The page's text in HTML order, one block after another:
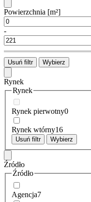
Powierzchnia [m²]
-
Usuń filtr Wybierz
Rynek
Rynek
Rynek pierwotny0
Rynek wtórny16
Usuń filtr Wybierz
Źródło
Źródło
Agencja7